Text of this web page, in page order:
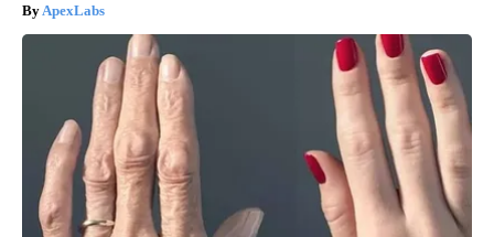
ApexLabs